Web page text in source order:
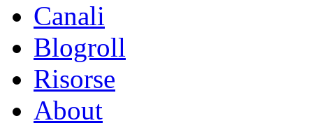
Canali
Blogroll
Risorse
About